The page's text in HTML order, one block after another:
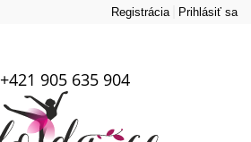
Registrácia Prihlásiť sa
+421 905 635 904